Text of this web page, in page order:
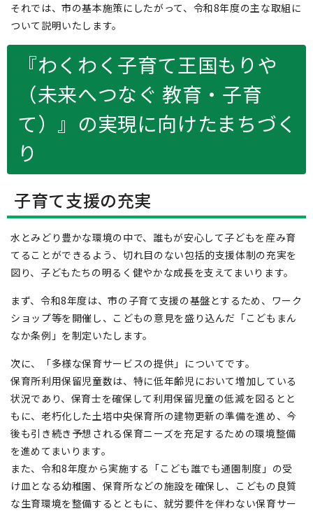
それでは、市の基本施策にしたがって、令和8年度の主な取組に
ついて説明いたします。
『わくわく子育て王国もりや
（未来へつなぐ 教育・子育
て）』の実現に向けたまちづく
り
子育て支援の充実
水とみどり豊かな環境の中で、誰もが安心して子どもを産み育
てることができるよう、切れ目のない包括的支援体制の充実を
図り、子どもたちの明るく健やかな成長を支えてまいります。
まず、令和8年度は、市の子育て支援の基盤とするため、ワーク
ショップ等を開催し、こどもの意見を盛り込んだ「こどもまん
なか条例」を制定いたします。
次に、「多様な保育サービスの提供」についてです。
保育所利用保留児童数は、特に低年齢児において増加している
状況であり、保育士を確保して利用保留児童の低減を図るとと
もに、老朽化した土塔中央保育所の建物更新の準備を進め、今
後も引き続き予想される保育ニーズを充足するための環境整備
を進めてまいります。
また、令和8年度から実施する「こども誰でも通園制度」の受
け皿となる幼稚園、保育所などの施設を確保し、こどもの良質
な生育環境を整備するとともに、就労要件を伴わない保育サー